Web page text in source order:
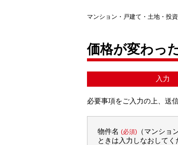
マンション・戸建て・土地・投
価格が変わっ
入力
必要事項をご入力の上、送
物件名 (必須)（マンショ
ときは入力しなおしてく